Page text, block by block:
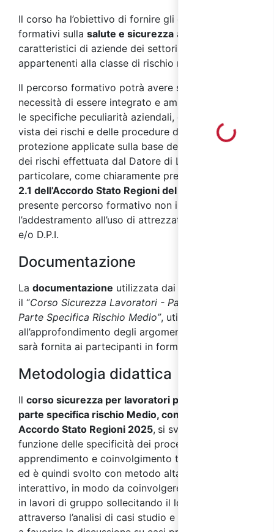
Il corso ha l’obiettivo di fornire gli elementi
formativi sulla salute e sicurezza ai
caratteristici di aziende dei settori ATECO
appartenenti alla classe di rischio medio.
Il percorso formativo potrà avere successivamente
necessità di essere integrato e ampliato secondo
le specifiche peculiarità aziendali, dal punto di
vista dei rischi e delle procedure di prevenzione e
protezione applicate sulla base della valutazione
dei rischi effettuata dal Datore di Lavoro. In
particolare, come chiaramente precisato dal
2.1 dell’Accordo Stato Regioni del 17/04/2025
presente percorso formativo non include
l’addestramento all’uso di attrezzature di lavoro
e/o D.P.I.
Documentazione
La documentazione utilizzata dai docenti durante
il “Corso Sicurezza Lavoratori - Parte Generale +
Parte Specifica Rischio Medio”, utile
all’approfondimento degli argomenti affrontati,
sarà fornita ai partecipanti in formato digitale.
Metodologia didattica
Il corso sicurezza per lavoratori parte generale +
parte specifica rischio Medio, conforme al nuovo
Accordo Stato Regioni 2025, si sviluppa in
funzione delle specificità dei processi di
apprendimento e coinvolgimento tipici degli adulti
ed è quindi svolto con metodo altamente
interattivo, in modo da coinvolgere i partecipanti
in lavori di gruppo sollecitando il loro interesse
attraverso l’analisi di casi studio e simulazioni volte
Loading...